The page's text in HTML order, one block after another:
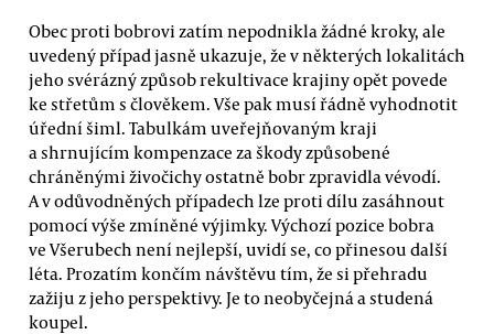
Obec proti bobrovi zatím nepodnikla žádné kroky, ale
uvedený případ jasně ukazuje, že v některých lokalitách
jeho svérázný způsob rekultivace krajiny opět povede
ke střetům s člověkem. Vše pak musí řádně vyhodnotit
úřední šiml. Tabulkám uveřejňovaným kraji
a shrnujícím kompenzace za škody způsobené
chráněnými živočichy ostatně bobr zpravidla vévodí.
A v odůvodněných případech lze proti dílu zasáhnout
pomocí výše zmíněné výjimky. Výchozí pozice bobra
ve Všerubech není nejlepší, uvidí se, co přinesou další
léta. Prozatím končím návštěvu tím, že si přehradu
zažiju z jeho perspektivy. Je to neobyčejná a studená
koupel.